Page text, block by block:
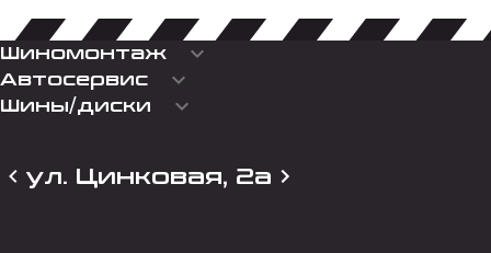
Шиномонтаж keyboard_arrow_down
Автосервис keyboard_arrow_down
Шины/диски keyboard_arrow_down
ул. Цинковая, 2а